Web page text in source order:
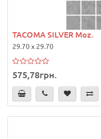
TACOMA SILVER Moz.
29.70 x 29.70
575,78грн.